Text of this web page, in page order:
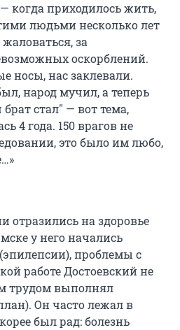
когда приходилось жить,
людьми несколько лет
за
оскорблений.
носы, нас заклевали.
народ мучил, а теперь
стал" — вот тема,
4 года. 150 врагов не
это было им любо,
отразились на здоровье
у него начались
проблемы с
работе Достоевский не
трудом выполнял
Он часто лежал в
был рад: болезнь